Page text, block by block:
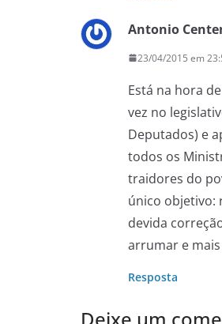
Antonio
23/04/2015 em
Está na hora
vez no
Deputados) e
todos os
traidores do
único objetivo:
devida
arrumar e
Resposta
Deixe um